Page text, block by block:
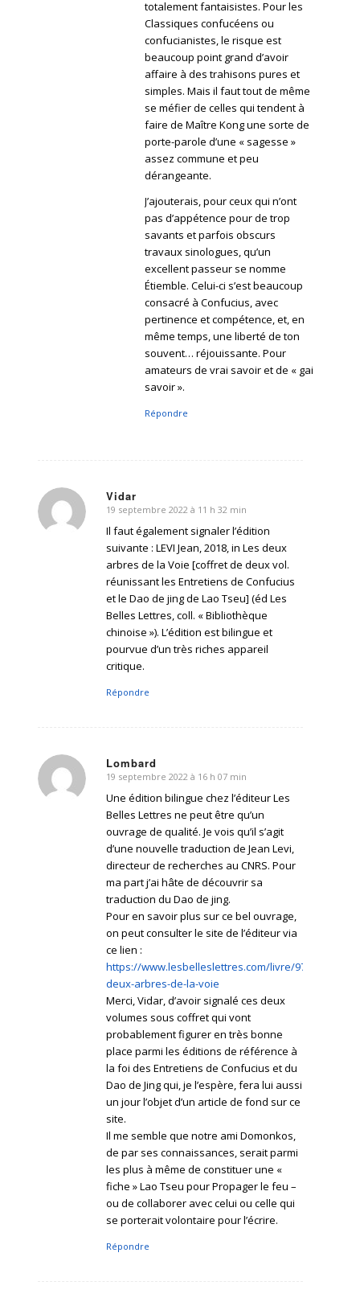
totalement fantaisistes. Pour les
Classiques confucéens ou
confucianistes, le risque est
beaucoup point grand d’avoir
affaire à des trahisons pures et
simples. Mais il faut tout de même
se méfier de celles qui tendent à
faire de Maître Kong une sorte de
porte-parole d’une « sagesse »
assez commune et peu
dérangeante.
J’ajouterais, pour ceux qui n’ont
pas d’appétence pour de trop
savants et parfois obscurs
travaux sinologues, qu’un
excellent passeur se nomme
Étiemble. Celui-ci s’est beaucoup
consacré à Confucius, avec
pertinence et compétence, et, en
même temps, une liberté de ton
souvent… réjouissante. Pour
amateurs de vrai savoir et de « gai
savoir ».
Répondre
Vidar
dit
:
19 septembre 2022 à 11 h 32 min
Il faut également signaler l’édition
suivante : LEVI Jean, 2018, in Les deux
arbres de la Voie [coffret de deux vol.
réunissant les Entretiens de Confucius
et le Dao de jing de Lao Tseu] (éd Les
Belles Lettres, coll. « Bibliothèque
chinoise »). L’édition est bilingue et
pourvue d’un très riches appareil
critique.
Répondre
Lombard
dit
:
19 septembre 2022 à 16 h 07 min
Une édition bilingue chez l’éditeur Les
Belles Lettres ne peut être qu’un
ouvrage de qualité. Je vois qu’il s’agit
d’une nouvelle traduction de Jean Levi,
directeur de recherches au CNRS. Pour
ma part j’ai hâte de découvrir sa
traduction du Dao de jing.
Pour en savoir plus sur ce bel ouvrage,
on peut consulter le site de l’éditeur via
ce lien :
https://www.lesbelleslettres.com/livre/
deux-arbres-de-la-voie
Merci, Vidar, d’avoir signalé ces deux
volumes sous coffret qui vont
probablement figurer en très bonne
place parmi les éditions de référence à
la foi des Entretiens de Confucius et du
Dao de Jing qui, je l’espère, fera lui aussi
un jour l’objet d’un article de fond sur ce
site.
Il me semble que notre ami Domonkos,
de par ses connaissances, serait parmi
les plus à même de constituer une «
fiche » Lao Tseu pour Propager le feu –
ou de collaborer avec celui ou celle qui
se porterait volontaire pour l’écrire.
Répondre